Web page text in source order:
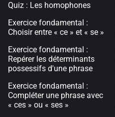
Quiz : Les homophones
Exercice fondamental :
Choisir entre « ce » et « se »
Exercice fondamental :
Repérer les déterminants
possessifs d'une phrase
Exercice fondamental :
Compléter une phrase avec
« ces » ou « ses »